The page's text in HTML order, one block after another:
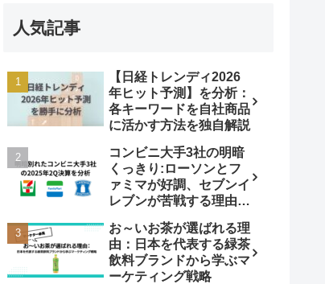
人気記事
【日経トレンディ2026
年ヒット予測】を分析：
各キーワードを自社商品
に活かす方法を独自解説
コンビニ大手3社の明暗
くっきり:ローソンとフ
ァミマが好調、セブンイ
レブンが苦戦する理由を
析
お～いお茶が選ばれる理
由：日本を代表する緑茶
飲料ブランドから学ぶマ
ーケティング戦略